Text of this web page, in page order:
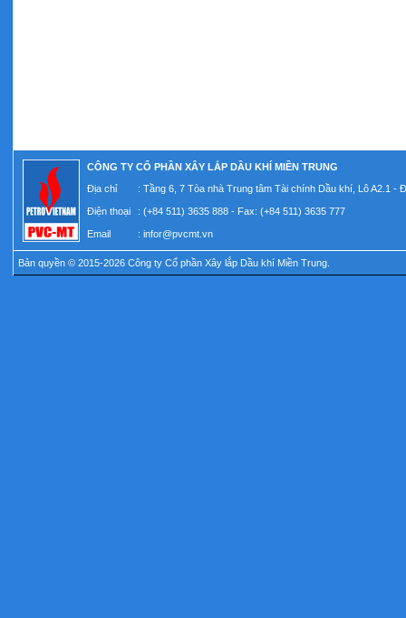
CÔNG TY CỔ PHẦN XÂY LẮP DẦU KHÍ MIỀN TRUNG
Địa chỉ
: Tầng 6, 7 Tòa nhà Trung tâm Tài chính Dầu khí, Lô A2.1
Điện thoại : (+84 511) 3635 888 - Fax: (+84 511) 3635 777
Email : infor@pvcmt.vn
Bản quyền © 2015-2026 Công ty Cổ phần Xây lắp Dầu khí Miền Trung.